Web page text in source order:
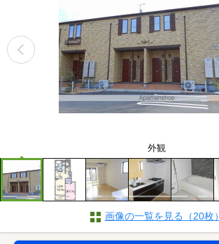
外観
画像の一覧を見る（20枚）